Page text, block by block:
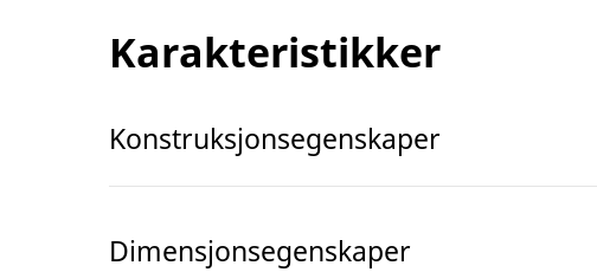
Karakteristikker
Konstruksjonsegenskaper
Dimensjonsegenskaper